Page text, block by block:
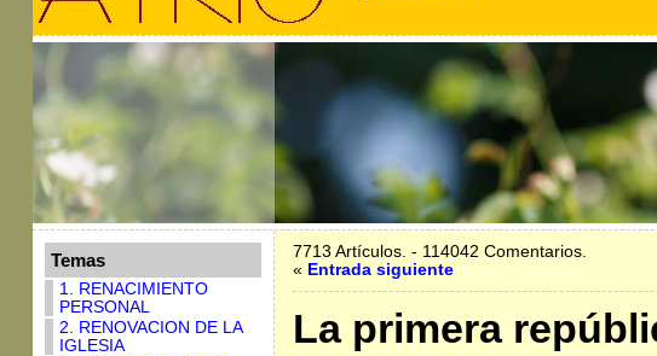
Temas
1. RENACIMIENTO
PERSONAL
2. RENOVACION DE LA
IGLESIA
7713 Artículos. - 114042 Comentarios.
« Entrada siguiente
La primera